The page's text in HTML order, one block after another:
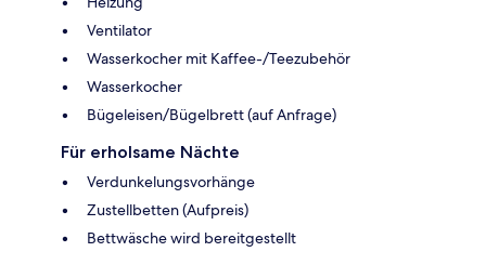
Ventilator
Wasserkocher mit Kaffee-/Teezubehör
Wasserkocher
Bügeleisen/Bügelbrett (auf Anfrage)
Für erholsame Nächte
Verdunkelungsvorhänge
Zustellbetten (Aufpreis)
Bettwäsche wird bereitgestellt